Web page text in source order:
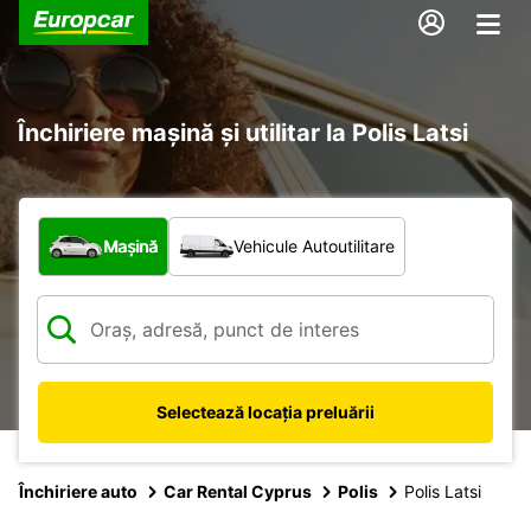
Închiriere mașină și utilitar la Polis Latsi
Ce tip de vehicul?
Mașină Vehicule Autoutilitare
Selectează locația preluării
Închiriere auto Car Rental Cyprus Polis Polis Latsi